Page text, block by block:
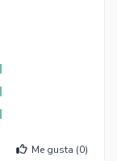
Me gusta (0)